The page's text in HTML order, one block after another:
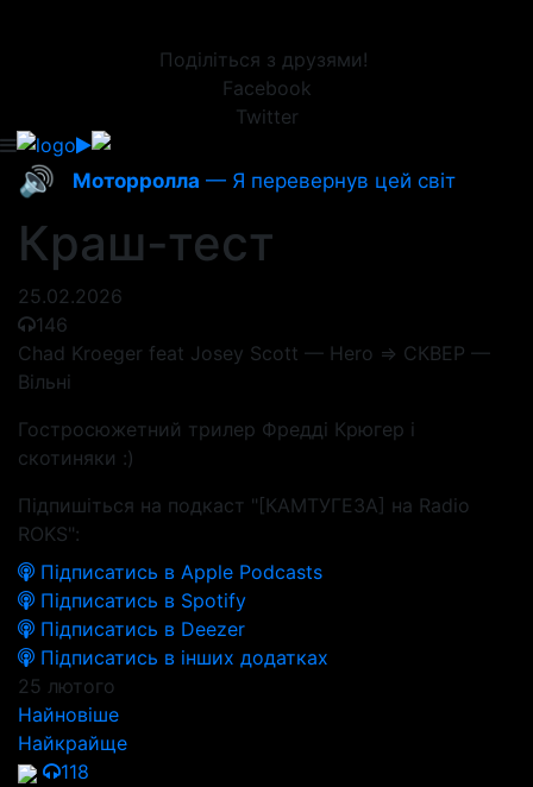
Поділіться з друзями!
Facebook
Twitter
🔊 Моторролла — Я перевернув цей світ
Краш-тест
25.02.2026
146
Chad Kroeger feat Josey Scott — Hero => СКВЕР —
Вільні
Гостросюжетний трилер Фредді Крюгер і
скотиняки :)
Підпишіться на подкаст "[КАМТУГЕЗА] на Radio
ROKS":
Підписатись в Apple Podcasts
Підписатись в Spotify
Підписатись в Deezer
Підписатись в інших додатках
25 лютого
Найновіше
Найкрайще
118